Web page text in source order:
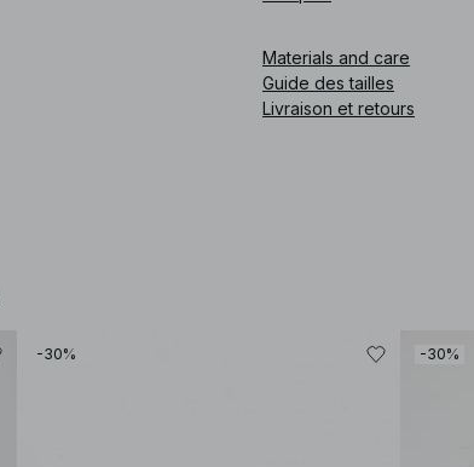
Materials and care
Guide des tailles
Livraison et retours
-30% -30%